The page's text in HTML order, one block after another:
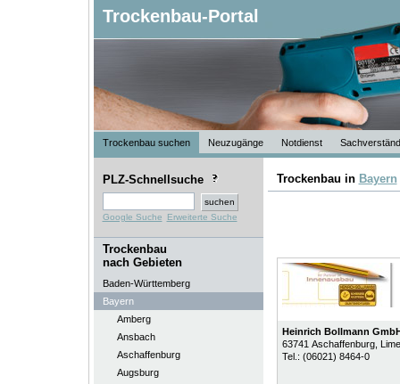
Trockenbau-Portal
Trockenbau suchen Neuzugänge Notdienst
PLZ-Schnellsuche
Google Suche Erweiterte Suche
Trockenbau
nach Gebieten
Baden-Württemberg
Bayern
Amberg
Ansbach
Aschaffenburg
Augsburg
Trockenbau in Bayern
Heinrich Bollmann
63741 Aschaffenburg,
Tel.: (06021) 8464-0